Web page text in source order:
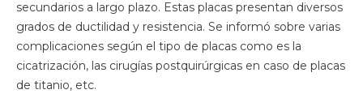
secundarios a largo plazo. Estas placas presentan diversos
grados de ductilidad y resistencia. Se informó sobre varias
complicaciones según el tipo de placas como es la
cicatrización, las cirugías postquirúrgicas en caso de placas
de titanio, etc.